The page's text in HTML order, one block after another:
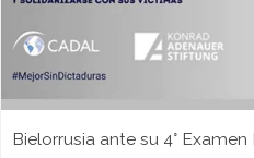
Bielorrusia ante su 4°